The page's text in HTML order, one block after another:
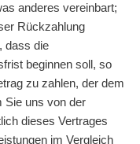
anderes vereinbart;
Rückzahlung
dass die
beginnen soll, so
zu zahlen, der dem
Sie uns von der
dieses Vertrages
im Vergleich